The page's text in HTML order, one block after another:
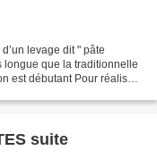
levage dit " pâte
longue que la traditionnelle
est débutant Pour réaliser
suite